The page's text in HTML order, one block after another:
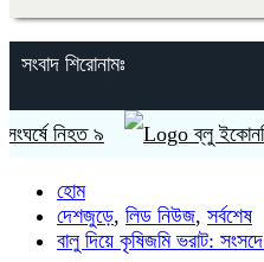
সংবাদ শিরোনামঃ
নিহত ৯ ব্লু ইকোনমি
হোম
দেশজুড়ে, লিড নিউজ, সর্বশেষ
বালু দিয়ে কৃষিজমি ভরাট: